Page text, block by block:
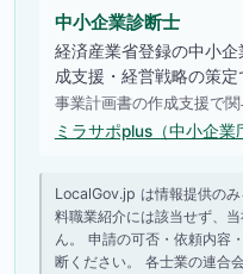
中小企業診断士
経済産業省登録の中小
成支援・経営戦略の策定
事業計画書の作成支援で関
ミラサポplus（中小企
LocalGov.jp は情報提供の
料職業紹介には該当せず、
ん。 申請の可否・依頼内容
断ください。 各士業の連合